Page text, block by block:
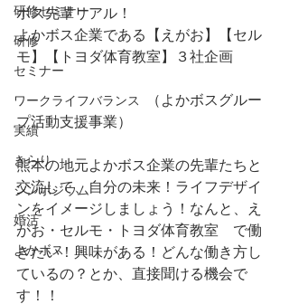
研修セミナー
研修
セミナー
ワークライフバランス
実績
きらり
シンポジウム
婚活
よかボス
ボス先輩リアル！
よかボス企業である【えがお】【セル
モ】【トヨダ体育教室】３社企画
（よかボスグルー
プ活動支援事業）
熊本の地元よかボス企業の先輩たちと
交流して、自分の未来！ライフデザイ
ンをイメージしましょう！なんと、え
がお・セルモ・トヨダ体育教室　で働
きたい！興味がある！どんな働き方し
ているの？とか、直接聞ける機会で
す！！